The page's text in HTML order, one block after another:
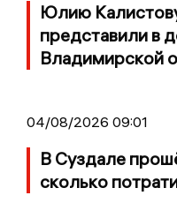
Юлию
представили в
Владимирской
04/08/2026 09:01
В Суздале
сколько